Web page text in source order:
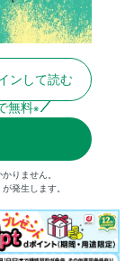
ンして読む
無料※
りません。
発生します。